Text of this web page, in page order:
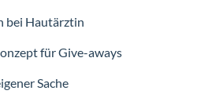
bei Hautärztin
für Give-aways
Sache